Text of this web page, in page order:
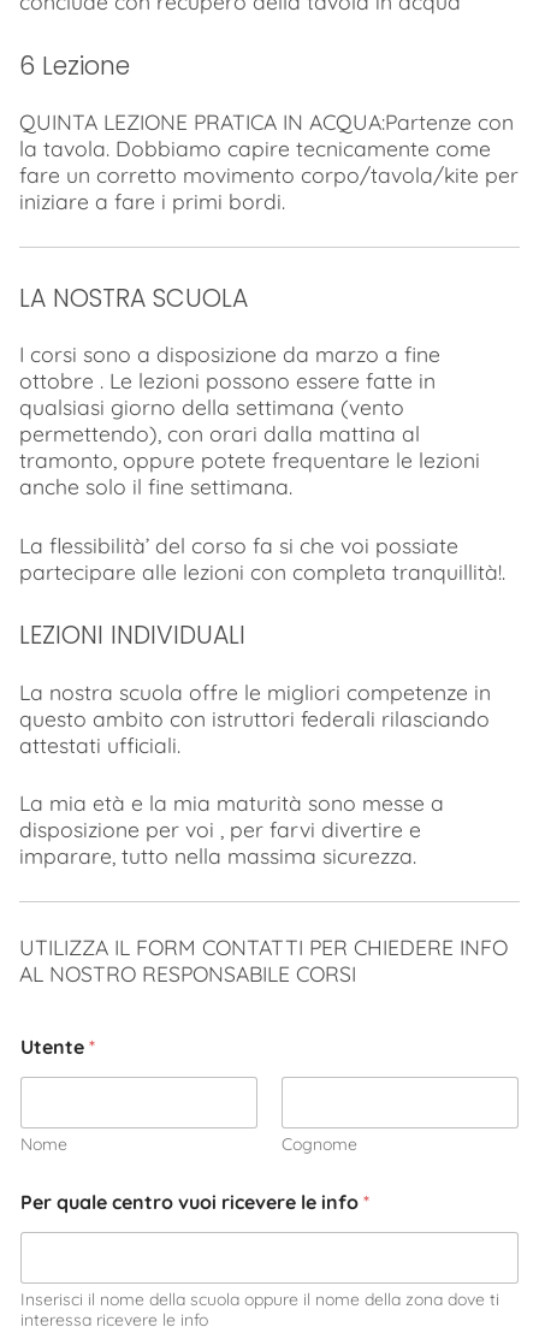
6 Lezione
QUINTA LEZIONE PRATICA IN ACQUA:Partenze con
la tavola. Dobbiamo capire tecnicamente come
fare un corretto movimento corpo/tavola/kite per
iniziare a fare i primi bordi.
LA NOSTRA SCUOLA
I corsi sono a disposizione da marzo a fine
ottobre . Le lezioni possono essere fatte in
qualsiasi giorno della settimana (vento
permettendo), con orari dalla mattina al
tramonto, oppure potete frequentare le lezioni
anche solo il fine settimana.
La flessibilità’ del corso fa si che voi possiate
partecipare alle lezioni con completa tranquillità!.
LEZIONI INDIVIDUALI
La nostra scuola offre le migliori competenze in
questo ambito con istruttori federali rilasciando
attestati ufficiali.
La mia età e la mia maturità sono messe a
disposizione per voi , per farvi divertire e
imparare, tutto nella massima sicurezza.
UTILIZZA IL FORM CONTATTI PER CHIEDERE INFO
AL NOSTRO RESPONSABILE CORSI
Utente *
Nome Cognome
Per quale centro vuoi ricevere le info *
Inserisci il nome della scuola oppure il nome della zona dove ti
interessa ricevere le info